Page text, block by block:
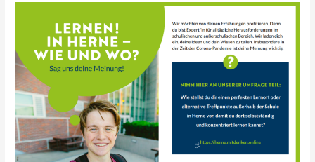
Bildungsbüros
zu
Lernorten
in
Herne